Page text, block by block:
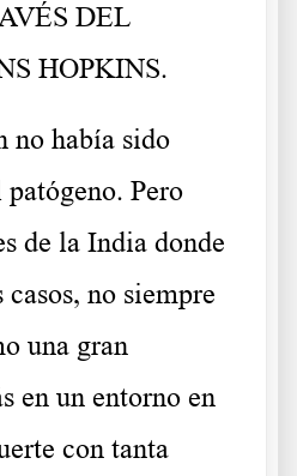
DEL
HOPKINS.
no había sido
Pero
de la India donde
no siempre
una gran
en un entorno en
con tanta